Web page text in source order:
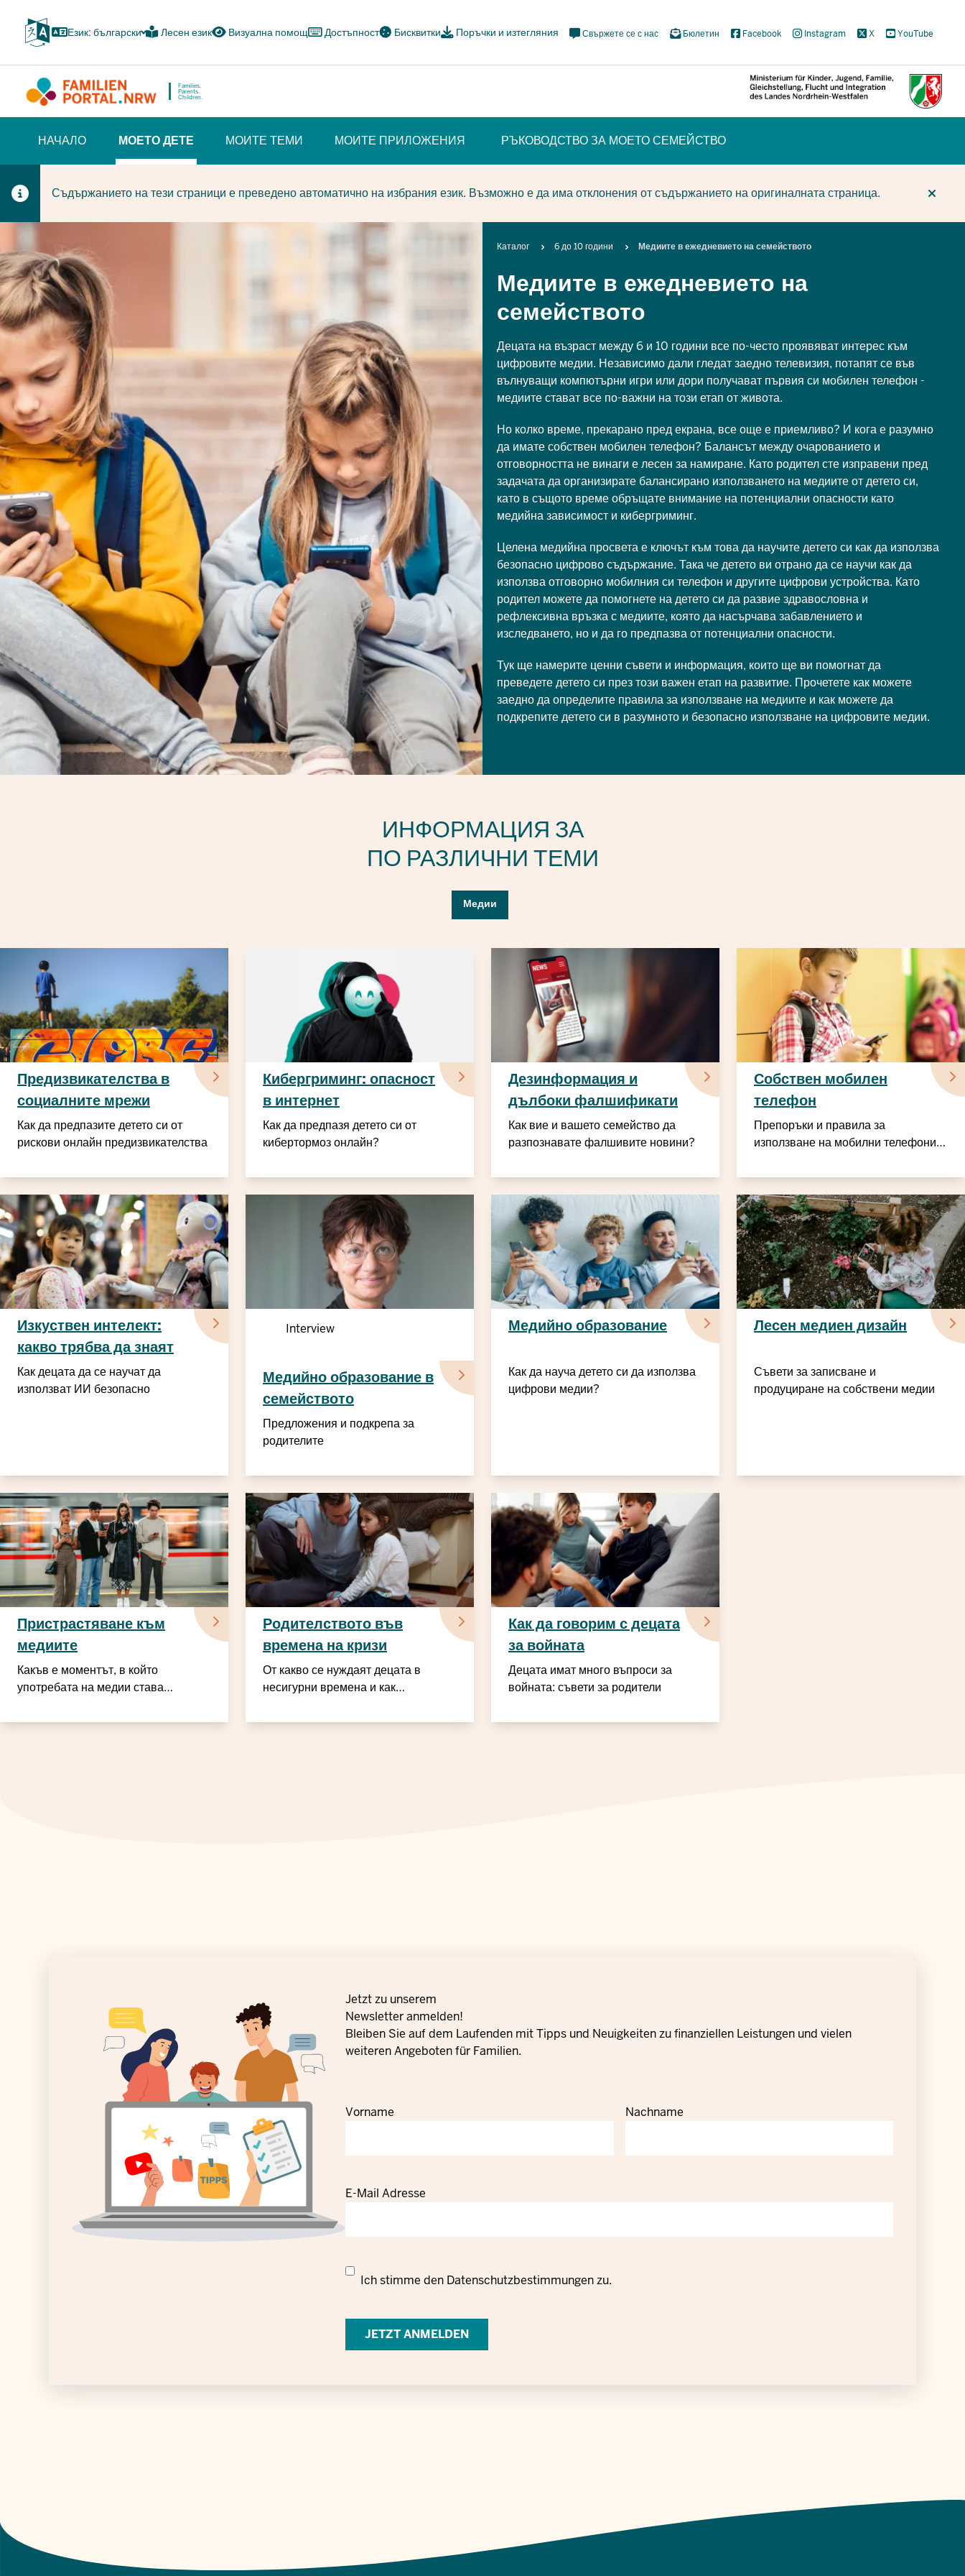
main
Език: български Лесен език Визуална помощ Достъпност Бисквитки Поръчки и изтегляния
Meta
Social
Свържете се с нас Бюлетин Facebook Instagram X YouTube
Families.
Parents.
Children.
(BÜRGERBEREICH)
НАЧАЛО
МОЕТО ДЕТЕ
(CURRENT SECTION)
МОИТЕ ТЕМИ МОИТЕ ПРИЛОЖЕНИЯ РЪКОВОДСТВО ЗА МОЕТО СЕМЕЙСТВО
Съдържанието на тези страници е преведено автоматично на избрания език. Възможно е да има отклонения от съдържанието на оригиналната страница.
Breadcrumb
Каталог 6 до 10 години Медиите в ежедневието на семейството
Медиите в ежедневието на
семейството
Децата на възраст между 6 и 10 години все по-често проявяват интерес към
цифровите медии. Независимо дали гледат заедно телевизия, потапят се във
вълнуващи компютърни игри или дори получават първия си мобилен телефон -
медиите стават все по-важни на този етап от живота.
Но колко време, прекарано пред екрана, все още е приемливо? И кога е разумно
да имате собствен мобилен телефон? Балансът между очарованието и
отговорността не винаги е лесен за намиране. Като родител сте изправени пред
задачата да организирате балансирано използването на медиите от детето си,
като в същото време обръщате внимание на потенциални опасности като
медийна зависимост и кибергриминг.
Целена медийна просветае ключът към това да научите детето си как да използва
безопасно цифрово съдържание. Така че детето ви отрано да се научи как да
използва отговорно мобилния си телефон и другите цифрови устройства. Като
родител можете да помогнете на детето си да развие здравословна и
рефлексивна връзка с медиите, която да насърчава забавлението и
изследването, но и да го предпазва от потенциални опасности.
Тук ще намерите ценни съвети и информация, които ще ви помогнат да
преведете детето си през този важен етап на развитие. Прочетете как можете
заедно да определите правила за използване на медиите и как можете да
подкрепите детето си в разумното и безопасно използване на цифровите медии.
ИНФОРМАЦИЯ ЗА
ПО РАЗЛИЧНИ ТЕМИ
Медии
Предизвикателства в
социалните мрежи
Как да предпазите детето си от
рискови онлайн предизвикателства
Кибергриминг: опасност
в интернет
Как да предпазя детето си от
кибертормоз онлайн?
Дезинформация и
дълбоки фалшификати
Как вие и вашето семейство да
разпознавате фалшивите новини?
Собствен мобилен
телефон
Препоръки и правила за
използване на мобилни телефони в
Изкуствен интелект:
какво трябва да знаят
родителите
Как децата да се научат да
използват ИИ безопасно
Interview
Медийно образование в
семейството
Предложения и подкрепа за
родителите
Медийно образование
Как да науча детето си да използва
цифрови медии?
Лесен медиен дизайн
Съвети за записване и
продуциране на собствени медии
Пристрастяване към
медиите
Какъв е моментът, в който
употребата на медии става
Родителството във
времена на кризи
От какво се нуждаят децата в
несигурни времена и как
опора
Как да говорим с децата
за войната
Децата имат много въпроси за
войната: съвети за родители
Jetzt zu unserem
Newsletter anmelden!
Bleiben Sie auf dem Laufenden mit Tipps und Neuigkeiten zu finanziellen Leistungen und vielen
weiteren Angeboten für Familien.
Vorname Nachname
E-Mail Adresse
Datenschutzrechtliche
Verarbeitung
Ich stimme den Datenschutzbestimmungenzu.